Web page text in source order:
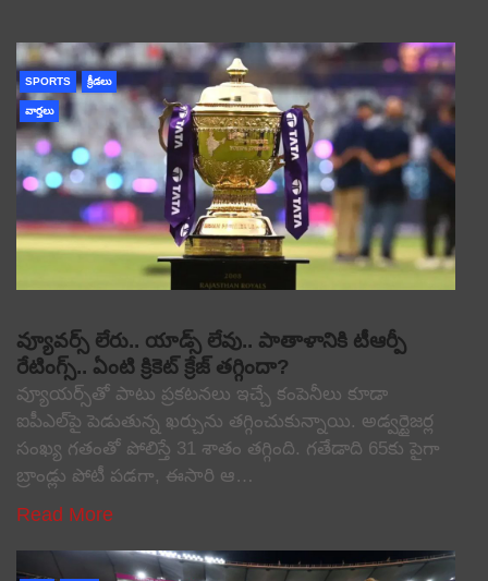
SPORTS క్రీడలు
వార్తలు
వ్యూవర్స్ లేరు.. యాడ్స్ లేవు.. పాతాళానికి టీఆర్పీ
రేటింగ్స్.. ఏంటి క్రికెట్ క్రేజ్ తగ్గిందా?
వ్యూయర్స్‌తో పాటు ప్రకటనలు ఇచ్చే కంపెనీలు కూడా
ఐపీఎల్‌పై పెడుతున్న ఖర్చును తగ్గించుకున్నాయి. అడ్వర్టైజర్ల
సంఖ్య గతంతో పోలిస్తే 31 శాతం తగ్గింది. గతేడాది 65కు పైగా
బ్రాండ్లు పోటీ పడగా, ఈసారి ఆ…
Read More